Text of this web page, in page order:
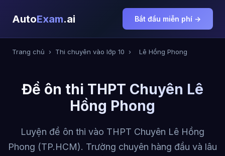
AutoExam.ai Bắt đầu miễn phí →
Trang chủ › Thi chuyên vào lớp 10 › Lê Hồng Phong
Đề ôn thi THPT Chuyên Lê
Hồng Phong
Luyện đề ôn thi vào THPT Chuyên Lê Hồng
Phong (TP.HCM). Trường chuyên hàng đầu và lâu